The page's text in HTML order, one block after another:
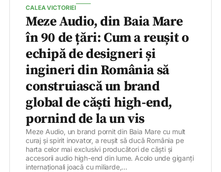
CALEA VICTORIEI
Meze Audio, din Baia Mare
în 90 de țări: Cum a reușit o
echipă de designeri și
ingineri din România să
construiască un brand
global de căști high-end,
pornind de la un vis
Meze Audio, un brand pornit din Baia Mare cu mult
curaj și spirit inovator, a reușit să ducă România pe
harta celor mai exclusivi producători de căști și
accesorii audio high-end din lume. Acolo unde giganți
internaționali joacă cu miliarde,...